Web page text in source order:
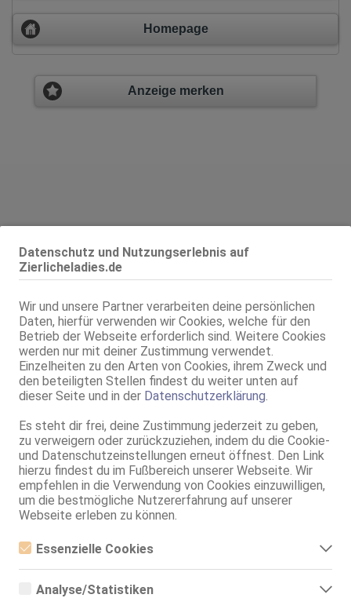
Datenschutz und Nutzungserlebnis auf
Zierlicheladies.de
Wir und unsere Partner verarbeiten deine persönlichen
Daten, hierfür verwenden wir Cookies, welche für den
Betrieb der Webseite erforderlich sind. Weitere Cookies
werden nur mit deiner Zustimmung verwendet.
Einzelheiten zu den Arten von Cookies, ihrem Zweck und
den beteiligten Stellen findest du weiter unten auf
dieser Seite und in der Datenschutzerklärung
Es steht dir frei, deine Zustimmung jederzeit zu geben,
zu verweigern oder zurückzuziehen, indem du die Cookie-
und Datenschutzeinstellungen erneut öffnest. Den Link
hierzu findest du im Fußbereich unserer Webseite. Wir
empfehlen in die Verwendung von Cookies einzuwilligen,
um die bestmögliche Nutzererfahrung auf unserer
Webseite erleben zu können.
Essenzielle Cookies
Essenzielle Cookies sind alle notwendigen Cookies, die für den
ermöglicht werden. Die Webseite kann ohne diese Cookies nicht
Analyse/Statistiken
Homepage
Anzeige merken
Körpergröße: 166 cm
Oberweite: 75 B
Typ: mitteleuropäisch
KF: 34/36
Intimbereich: total rasiert
Haare: schwarz, rückenlang, glatt
Augen:
Haut: mittel
Körperschmuck: Tattoos
Verkehr:
GV
Franz.
Franz. bei Ihr
Franz. beidseitig
Service für:
Service:
Schmusen, Kuscheln